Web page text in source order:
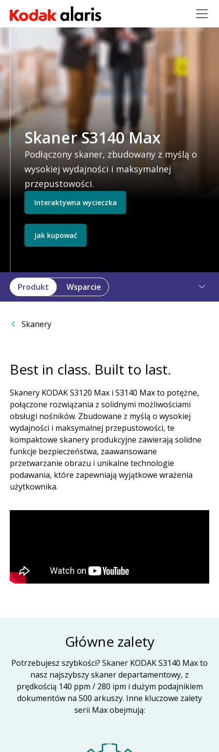
Skaner S3140 Max
Podłączony skaner, zbudowany z myślą o
wysokiej wydajności i maksymalnej
przepustowości.
Interaktywna wycieczka
Jak kupować
Produkt Wsparcie
Skanery
Best in class. Built to last.
Skanery KODAK S3120 Max i S3140 Max to potężne,
połączone rozwiązania z solidnymi możliwościami
obsługi nośników. Zbudowane z myślą o wysokiej
wydajności i maksymalnej przepustowości, te
kompaktowe skanery produkcyjne zawierają solidne
funkcje bezpieczeństwa, zaawansowane
przetwarzanie obrazu i unikalne technologie
podawania, które zapewniają wyjątkowe wrażenia
użytkownika. ​
Główne zalety
Potrzebujesz szybkości? Skaner KODAK S3140 Max to
nasz najszybszy skaner departamentowy, z
prędkością 140 ppm / 280 ipm i dużym podajnikiem
dokumentów na 500 arkuszy. Inne kluczowe zalety
serii Max obejmują: